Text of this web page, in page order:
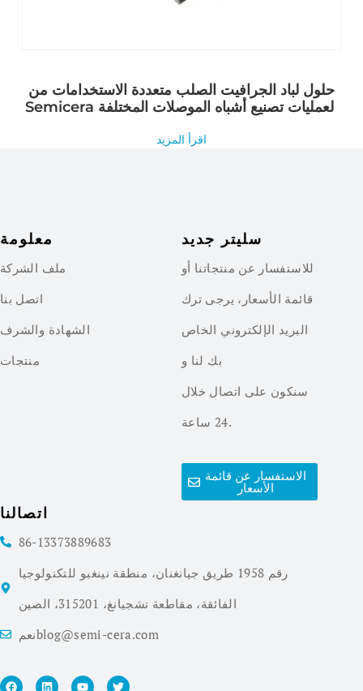
حلول لباد الجرافيت الصلب متعددة الاستخدامات من
اقرأ المزيد
معلومة
ملف الشركة
اتصل بنا
الشهادة والشرف
منتجات
سليتر جديد
للاستفسار عن منتجاتنا أو
قائمة الأسعار، يرجى ترك
البريد الإلكتروني الخاص
بك لنا و
سنكون على اتصال خلال
24 ساعة.
الاستفسار عن قائمة
الأسعار
اتصالنا
86-13373889683
رقم 1958 طريق جيانغنان، منطقة نينغبو للتكنولوجيا
الفائقة، مقاطعة تشجيانغ، 315201، الصين
نعمblog@semi-cera.com